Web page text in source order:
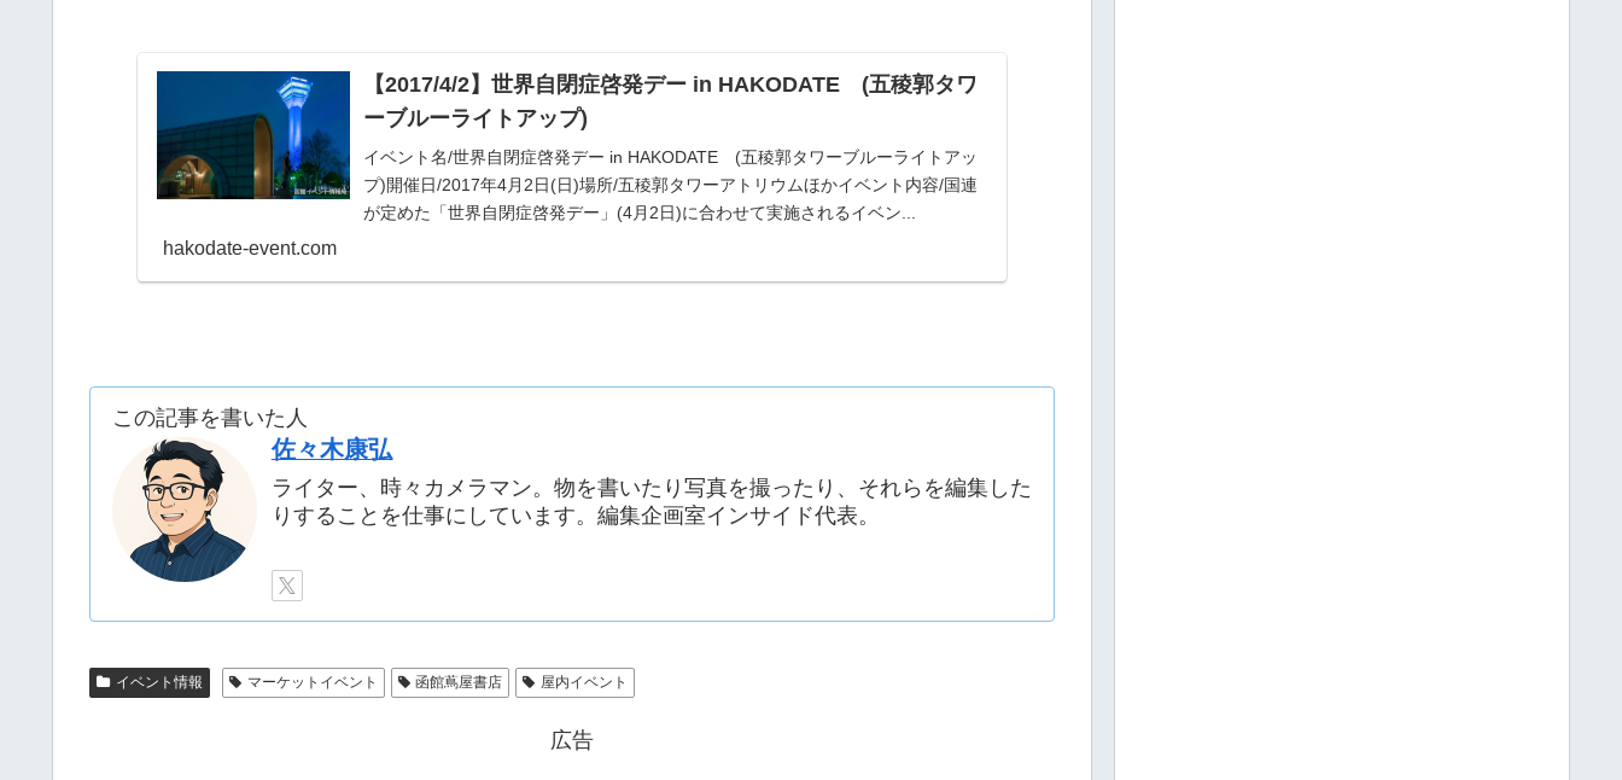
【2017/4/2】世界自閉症啓発デー in HAKODATE (五稜郭タワ
ーブルーライトアップ)
イベント名/世界自閉症啓発デー in HAKODATE (五稜郭タワーブルーライトアッ
プ)開催日/2017年4月2日(日)場所/五稜郭タワーアトリウムほかイベント内容/国連
が定めた「世界自閉症啓発デー」(4月2日)に合わせて実施されるイベン...
hakodate-event.com
この記事を書いた人
佐々木康弘
ライター、時々カメラマン。物を書いたり写真を撮ったり、それらを編集した
りすることを仕事にしています。編集企画室インサイド代表。
イベント情報 マーケットイベント 函館蔦屋書店 屋内イベント
広告